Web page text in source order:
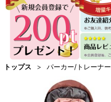
トップス パーカー/トレーナー